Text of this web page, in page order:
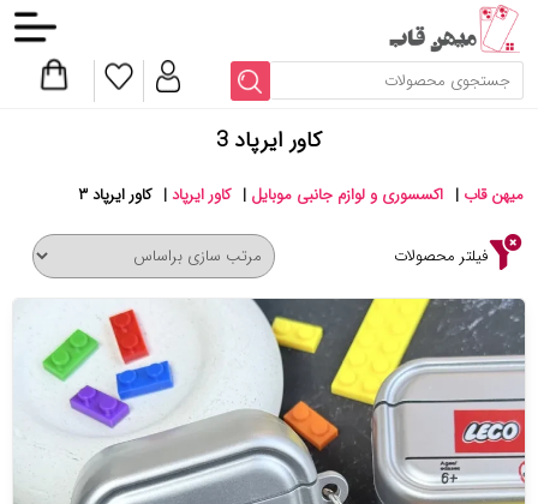
کاور ایرپاد 3
میهن قاب | اکسسوری و لوازم جانبی موبایل | کاور ایرپاد | کاور ایرپاد ۳
فیلتر محصولات